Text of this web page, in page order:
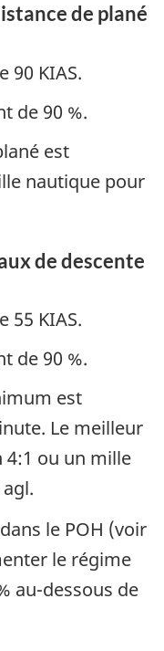
de plané
90 KIAS.
de 90 %.
est
nautique pour
de descente
55 KIAS.
de 90 %.
est
Le meilleur
ou un mille
le POH (voir
le régime
au-dessous de